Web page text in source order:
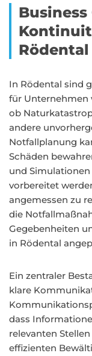
Rödental
In Rödental sind
für Unternehmen
ob
andere
Notfallplanung
Schäden
und
vorbereitet
angemessen zu
die
Gegebenheiten
in Rödental
Ein zentraler
klare
dass
relevanten
effizienten